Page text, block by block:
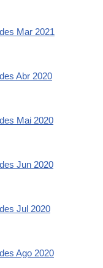
Mar 2021
Abr 2020
Mai 2020
Jun 2020
Jul 2020
Ago 2020